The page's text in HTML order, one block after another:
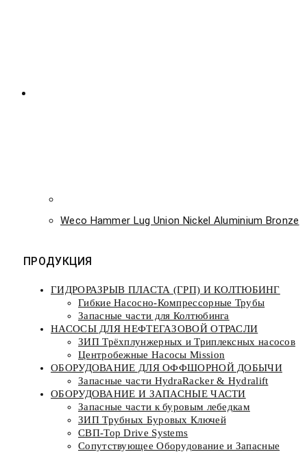
Weco Hammer Lug Union Nickel Aluminium Bronze
ПРОДУКЦИЯ
ГИДРОРАЗРЫВ ПЛАСТА (ГРП) И КОЛТЮБИНГ
Гибкие Насосно-Компрессорные Трубы
Запасные части для Колтюбинга
НАСОСЫ ДЛЯ НЕФТЕГАЗОВОЙ ОТРАСЛИ
ЗИП Трёхплунжерных и Триплексных насосов
Центробежные Насосы Mission
ОБОРУДОВАНИЕ ДЛЯ ОФФШОРНОЙ ДОБЫЧИ
Запасные части HydraRacker & Hydralift
ОБОРУДОВАНИЕ И ЗАПАСНЫЕ ЧАСТИ
Запасные части к буровым лебедкам
ЗИП Трубных Буровых Ключей
СВП-Top Drive Systems
Сопутствующее Оборудование и Запасные